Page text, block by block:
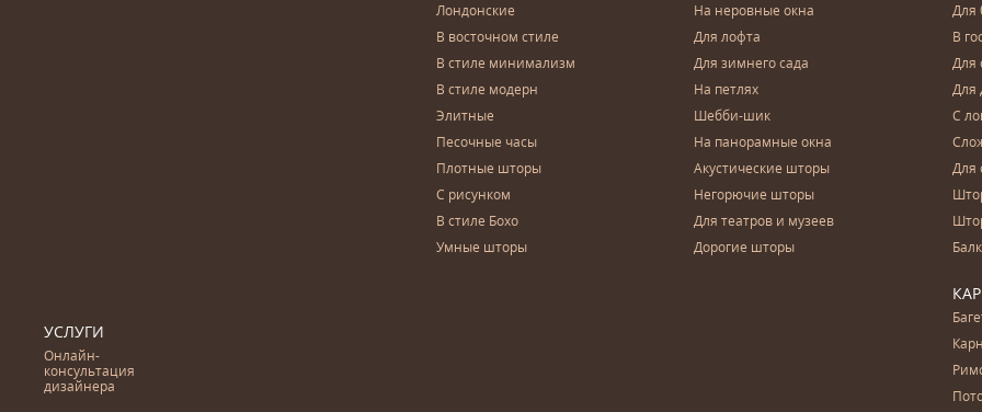
УСЛУГИ
Онлайн-
консультация
дизайнера
Лондонские
В восточном стиле
В стиле минимализм
В стиле модерн
Элитные
Песочные часы
Плотные шторы
С рисунком
В стиле Бохо
Умные шторы
На неровные окна
Для лофта
Для зимнего сада
На петлях
Шебби-шик
На панорамные окна
Акустические шторы
Негорючие шторы
Для театров и музеев
Дорогие шторы
Для
В
Для
Для
С
Для